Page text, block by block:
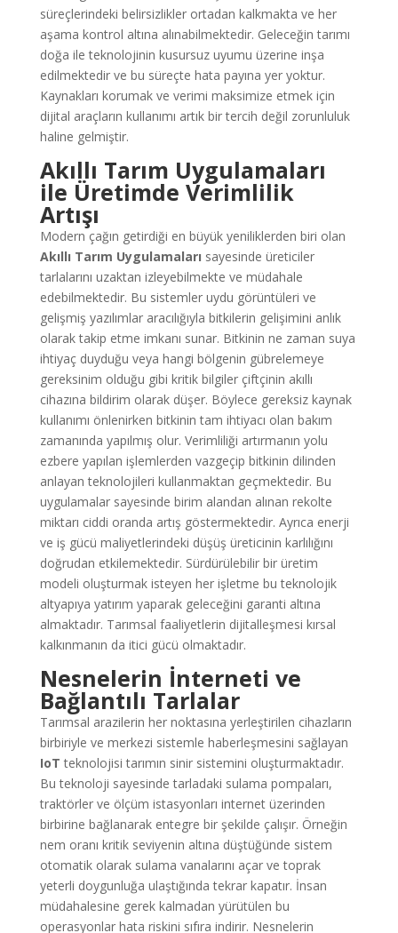
süreçlerindeki belirsizlikler ortadan kalkmakta ve her
aşama kontrol altına alınabilmektedir. Geleceğin tarımı
doğa ile teknolojinin kusursuz uyumu üzerine inşa
edilmektedir ve bu süreçte hata payına yer yoktur.
Kaynakları korumak ve verimi maksimize etmek için
dijital araçların kullanımı artık bir tercih değil zorunluluk
haline gelmiştir.
Akıllı Tarım Uygulamaları
ile Üretimde Verimlilik
Artışı
Modern çağın getirdiği en büyük yeniliklerden biri olan
Akıllı Tarım Uygulamaları sayesinde üreticiler
tarlalarını uzaktan izleyebilmekte ve müdahale
edebilmektedir. Bu sistemler uydu görüntüleri ve
gelişmiş yazılımlar aracılığıyla bitkilerin gelişimini anlık
olarak takip etme imkanı sunar. Bitkinin ne zaman suya
ihtiyaç duyduğu veya hangi bölgenin gübrelemeye
gereksinim olduğu gibi kritik bilgiler çiftçinin akıllı
cihazına bildirim olarak düşer. Böylece gereksiz kaynak
kullanımı önlenirken bitkinin tam ihtiyacı olan bakım
zamanında yapılmış olur. Verimliliği artırmanın yolu
ezbere yapılan işlemlerden vazgeçip bitkinin dilinden
anlayan teknolojileri kullanmaktan geçmektedir. Bu
uygulamalar sayesinde birim alandan alınan rekolte
miktarı ciddi oranda artış göstermektedir. Ayrıca enerji
ve iş gücü maliyetlerindeki düşüş üreticinin karlılığını
doğrudan etkilemektedir. Sürdürülebilir bir üretim
modeli oluşturmak isteyen her işletme bu teknolojik
altyapıya yatırım yaparak geleceğini garanti altına
almaktadır. Tarımsal faaliyetlerin dijitalleşmesi kırsal
kalkınmanın da itici gücü olmaktadır.
Nesnelerin İnterneti ve
Bağlantılı Tarlalar
Tarımsal arazilerin her noktasına yerleştirilen cihazların
birbiriyle ve merkezi sistemle haberleşmesini sağlayan
IoT teknolojisi tarımın sinir sistemini oluşturmaktadır.
Bu teknoloji sayesinde tarladaki sulama pompaları,
traktörler ve ölçüm istasyonları internet üzerinden
birbirine bağlanarak entegre bir şekilde çalışır. Örneğin
nem oranı kritik seviyenin altına düştüğünde sistem
otomatik olarak sulama vanalarını açar ve toprak
yeterli doygunluğa ulaştığında tekrar kapatır. İnsan
müdahalesine gerek kalmadan yürütülen bu
operasyonlar hata riskini sıfıra indirir. Nesnelerin